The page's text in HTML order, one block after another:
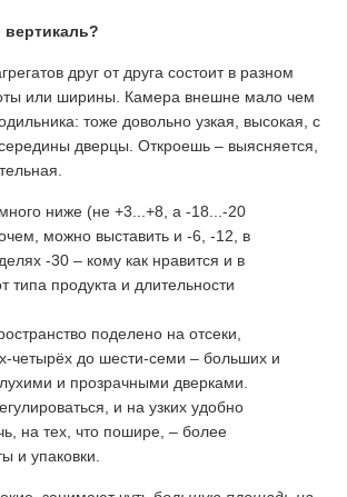
вертикаль?
друг от друга состоит в разном
или ширины. Камера внешне мало чем
тоже довольно узкая, высокая, с
дверцы. Откроешь – выясняется,
ниже (не +3...+8, а -18...-20
можно выставить и -6, -12, в
-30 – кому как нравится и в
типа продукта и длительности
поделено на отсеки,
четырёх до шести-семи – больших и
и прозрачными дверками.
и на узких удобно
на тех, что пошире, – более
и упаковки.